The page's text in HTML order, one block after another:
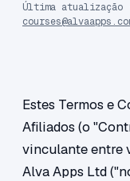
Última atualização
Estes Termos e
Afiliados (o
vinculante entre
Alva Apps Ltd